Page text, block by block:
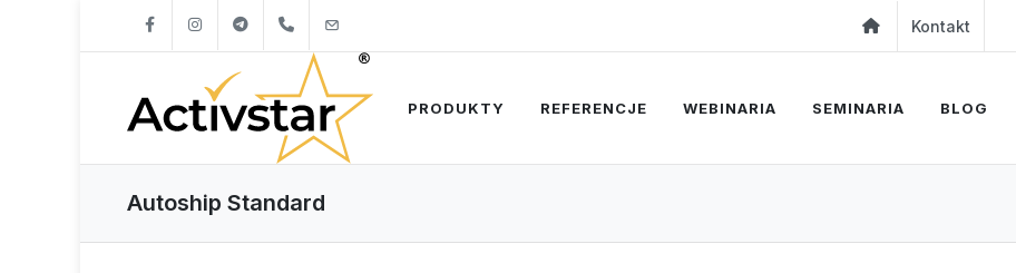
+421904262747 Kontakt
PRODUKTY REFERENCJE WEBINARIA SEMINARIA BLOG
Autoship Standard